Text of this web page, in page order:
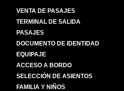
VENTA DE PASAJES
TERMINAL DE SALIDA
PASAJES
DOCUMENTO DE IDENTIDAD
EQUIPAJE
ACCESO A BORDO
SELECCIÓN DE ASIENTOS
FAMILIA Y NIÑOS